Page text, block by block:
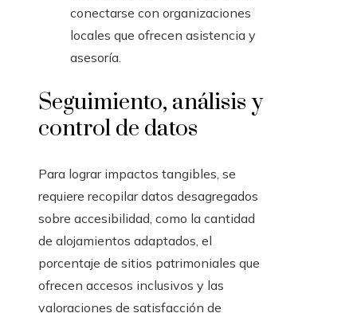
conectarse con organizaciones
locales que ofrecen asistencia y
asesoría.
Seguimiento, análisis y
control de datos
Para lograr impactos tangibles, se
requiere recopilar datos desagregados
sobre accesibilidad, como la cantidad
de alojamientos adaptados, el
porcentaje de sitios patrimoniales que
ofrecen accesos inclusivos y las
valoraciones de satisfacción de